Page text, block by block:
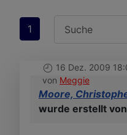
1
16 Dez. 2009
von Meggie
Moore,
wurde erstellt von